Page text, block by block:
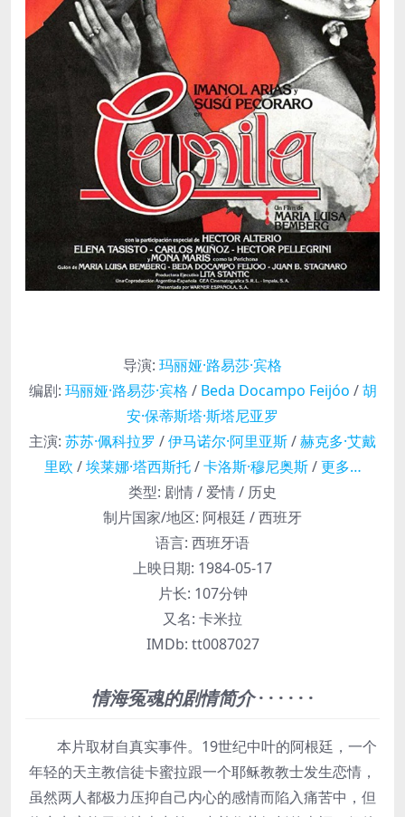
导演: 玛丽娅·路易莎·宾格
编剧: 玛丽娅·路易莎·宾格 / Beda Docampo Feijóo /胡
安·保蒂斯塔·斯塔尼亚罗
主演: 苏苏·佩科拉罗 /伊马诺尔·阿里亚斯/赫克多·艾戴
里欧 /埃莱娜·塔西斯托/卡洛斯·穆尼奥斯/更多…
类型: 剧情 / 爱情 / 历史
制片国家/地区: 阿根廷 / 西班牙
语言: 西班牙语
上映日期: 1984-05-17
片长: 107分钟
又名: 卡米拉
IMDb: tt0087027
情海冤魂的剧情简介· · · · · ·
本片取材自真实事件。19世纪中叶的阿根廷，一个
年轻的天主教信徒卡蜜拉跟一个耶稣教教士发生恋情，
虽然两人都极力压抑自己内心的感情而陷入痛苦中，但